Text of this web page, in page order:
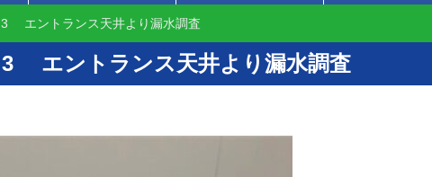
3 エントランス天井より漏水調査
3 エントランス天井より漏水調査